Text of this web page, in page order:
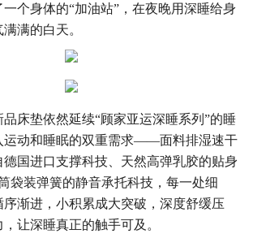
个身体的“加油站”，在夜晚用深睡给身
满的白天。
床垫依然延续“顾家亚运深睡系列”的睡
运动和睡眠的双重需求——面料排湿速干
国进口支撑科技、天然高弹乳胶的贴身
袋装弹簧的静音承托科技，每一处细
渐进，小积累成大突破，深度舒缓压
让深睡真正的触手可及。